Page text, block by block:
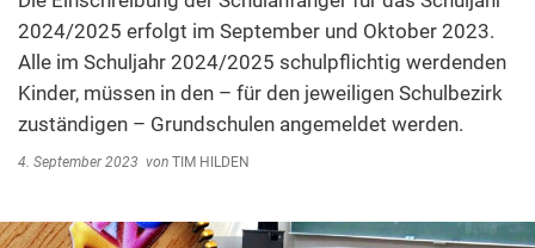
Steuern, Gebühren, Beiträge
Schiedsamt
Kindergarten Weitersburg
Kita-Sozialarbeit
2024/2025 erfolgt im September und Oktober 2023.
Alle im Schuljahr 2024/2025 schulpflichtig werdenden
Kinder, müssen in den – für den jeweiligen Schulbezirk
zuständigen – Grundschulen angemeldet werden.
4. September 2023 von TIM HILDEN